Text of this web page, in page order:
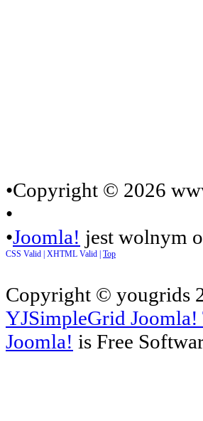
•Copyright © 2026
•
•Joomla! jest wolnym
CSS Valid | XHTML Valid | Top
Copyright © yougrids
YJSimpleGrid
Joomla! is Free